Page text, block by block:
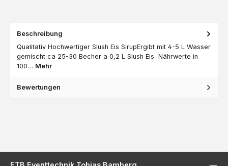
Beschreibung
Qualitativ Hochwertiger Slush Eis SirupErgibt mit 4-5 L Wasser
gemischt ca 25-30 Becher a 0,2 L Slush Eis Nährwerte in
100… Mehr
Bewertungen